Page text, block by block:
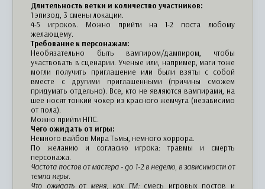
Длительность ветки и количество участников:
1 эпизод, 3 смены локации.
4-5 игроков. Можно прийти на 1-2 поста любому
желающему.
Требование к персонажам:
Необязательно быть вампиром/дампиром, чтобы
участвовать в сценарии. Ученые или, например, маги тоже
могли получить приглашение или были взяты с собой
вместе с другими приглашенными (причины сможем
придумать отдельно). Все, кто не являются вампирами, на
шее носят тонкий чокер из красного жемчуга (независимо
от пола).
Можно прийти НПС.
Чего ожидать от игры:
Немного вайбов Мира Тьмы, немного хоррора.
По желанию и согласию игрока: травмы и смерть
персонажа.
Частота постов от мастера - до 1-2 в неделю, в зависимости от
темпа игры.
Что ожидать от меня, как ГМ:смесь игровых постов и